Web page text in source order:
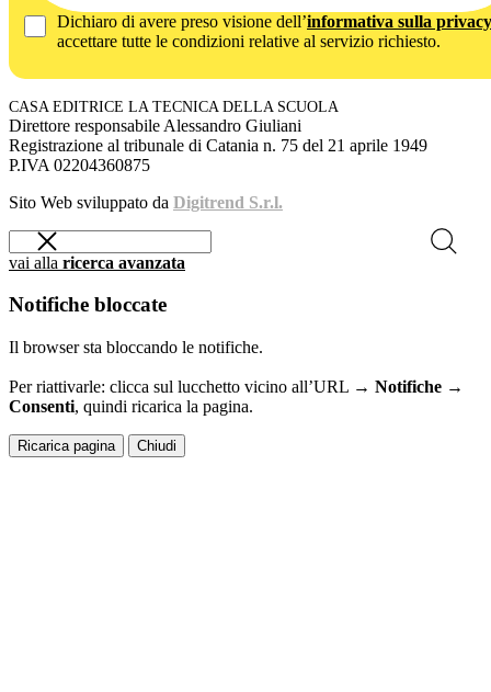
Dichiaro di avere preso visione dell’informativa sulla privacy
accettare tutte le condizioni relative al servizio richiesto.
CASA EDITRICE LA TECNICA DELLA SCUOLA
Direttore responsabile Alessandro Giuliani
Registrazione al tribunale di Catania n. 75 del 21 aprile 1949
P.IVA 02204360875
Sito Web sviluppato da Digitrend S.r.l.
vai alla ricerca avanzata
Notifiche bloccate
Il browser sta bloccando le notifiche.
Per riattivarle: clicca sul lucchetto vicino all’URL → Notifiche →
Consenti, quindi ricarica la pagina.
Ricarica pagina Chiudi